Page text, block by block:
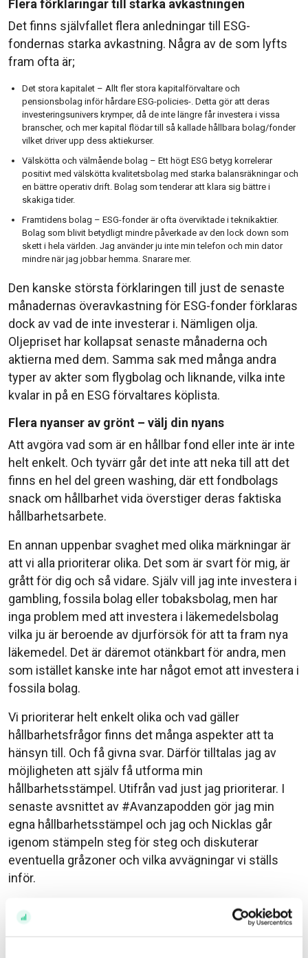
Flera förklaringar till starka avkastningen
Det finns självfallet flera anledningar till ESG-
fondernas starka avkastning. Några av de som lyfts
fram ofta är;
Det stora kapitalet – Allt fler stora kapitalförvaltare och
pensionsbolag inför hårdare ESG-policies-. Detta gör att deras
investeringsunivers krymper, då de inte längre får investera i vissa
branscher, och mer kapital flödar till så kallade hållbara bolag/fonder
vilket driver upp dess aktiekurser.
Välskötta och välmående bolag – Ett högt ESG betyg korrelerar
positivt med välskötta kvalitetsbolag med starka balansräkningar och
en bättre operativ drift. Bolag som tenderar att klara sig bättre i
skakiga tider.
Framtidens bolag – ESG-fonder är ofta överviktade i teknikaktier.
Bolag som blivit betydligt mindre påverkade av den lock down som
skett i hela världen. Jag använder ju inte min telefon och min dator
mindre när jag jobbar hemma. Snarare mer.
Den kanske största förklaringen till just de senaste
månadernas överavkastning för ESG-fonder förklaras
dock av vad de inte investerar i. Nämligen olja.
Oljepriset har kollapsat senaste månaderna och
aktierna med dem. Samma sak med många andra
typer av akter som flygbolag och liknande, vilka inte
kvalar in på en ESG förvaltares köplista.
Flera nyanser av grönt – välj din nyans
Att avgöra vad som är en hållbar fond eller inte är inte
helt enkelt. Och tyvärr går det inte att neka till att det
finns en hel del green washing, där ett fondbolags
snack om hållbarhet vida överstiger deras faktiska
hållbarhetsarbete.
En annan uppenbar svaghet med olika märkningar är
att vi alla prioriterar olika. Det som är svart för mig, är
grått för dig och så vidare. Själv vill jag inte investera i
gambling, fossila bolag eller tobaksbolag, men har
inga problem med att investera i läkemedelsbolag
vilka ju är beroende av djurförsök för att ta fram nya
läkemedel. Det är däremot otänkbart för andra, men
som istället kanske inte har något emot att investera i
fossila bolag.
Vi prioriterar helt enkelt olika och vad gäller
hållbarhetsfrågor finns det många aspekter att ta
hänsyn till. Och få givna svar. Därför tilltalas jag av
möjligheten att själv få utforma min
hållbarhetsstämpel. Utifrån vad just jag prioriterar. I
senaste avsnittet av #Avanzapodden gör jag min
egna hållbarhetsstämpel och jag och Nicklas går
igenom stämpeln steg för steg och diskuterar
eventuella gråzoner och vilka avvägningar vi ställs
inför.
Har du gjort dig en hållbarhetsstämpel ännu?